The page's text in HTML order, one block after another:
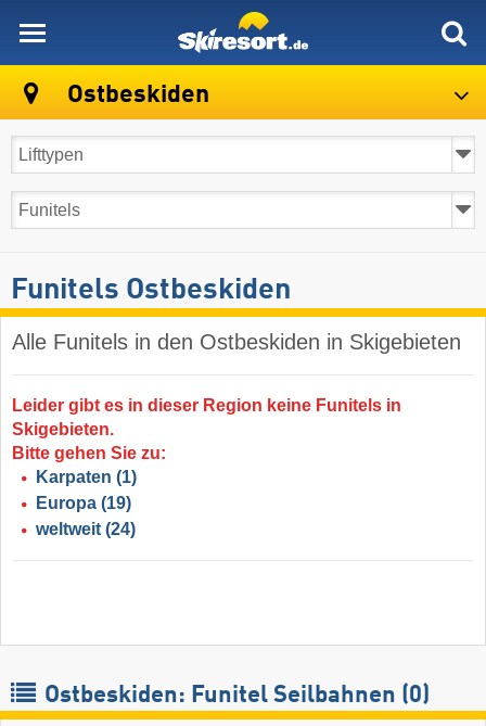
Ostbeskiden
Funitels Ostbeskiden
Alle Funitels in den Ostbeskiden in Skigebieten
Leider gibt es in dieser Region keine Funitels in
Skigebieten.
Bitte gehen Sie zu:
Karpaten (1)
Europa (19)
weltweit (24)
Ostbeskiden: Funitel Seilbahnen (0)